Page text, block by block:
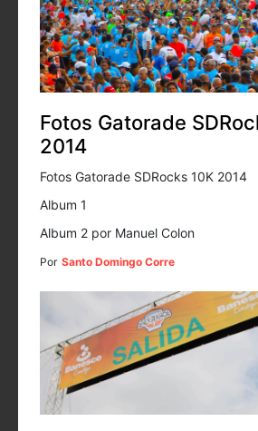
Fotos Gatorade
2014
Fotos Gatorade SDRocks 10K 2014
Album 1
Album 2 por Manuel Colon
Por Santo Domingo Corre